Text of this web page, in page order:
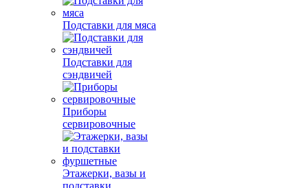
Подставки для мяса
Подставки для
сэндвичей
Приборы
сервировочные
Этажерки, вазы и
подставки